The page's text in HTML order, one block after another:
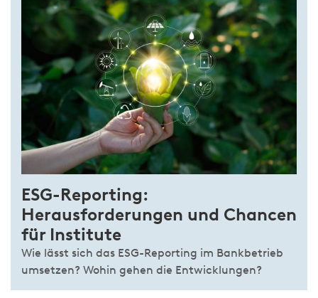
ESG-Reporting:
Herausforderungen und Chancen
für Institute
Wie lässt sich das ESG-Reporting im Bankbetrieb
umsetzen? Wohin gehen die Entwicklungen?